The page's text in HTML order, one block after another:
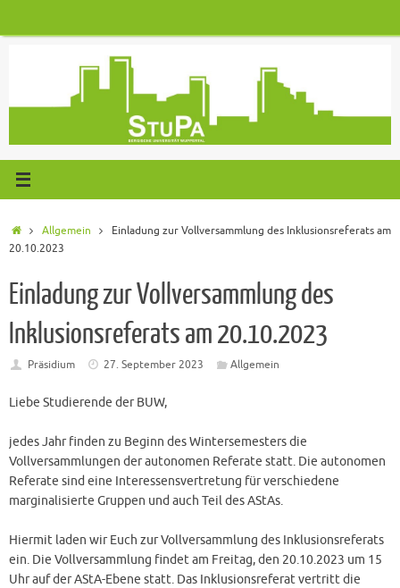
StartAllgemein
Einladung zur Vollversammlung des Inklusionsreferats am
20.10.2023
Einladung zur Vollversammlung des
Inklusionsreferats am 20.10.2023
Präsidium 27. September 2023 Allgemein
Liebe Studierende der BUW,
jedes Jahr finden zu Beginn des Wintersemesters die
Vollversammlungen der autonomen Referate statt. Die autonomen
Referate sind eine Interessensvertretung für verschiedene
marginalisierte Gruppen und auch Teil des AStAs.
Hiermit laden wir Euch zur Vollversammlung des Inklusionsreferats
ein. Die Vollversammlung findet am Freitag, den 20.10.2023 um 15
Uhr auf der AStA-Ebene statt. Das Inklusionsreferat vertritt die